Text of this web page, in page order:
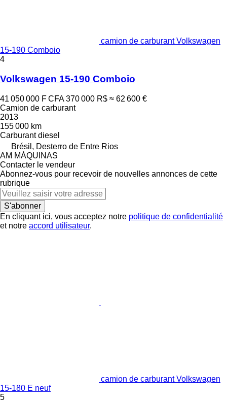
camion de carburant Volkswagen
15-190 Comboio
4
Volkswagen 15-190 Comboio
41 050 000 F CFA 370 000 R$ ≈ 62 600 €
Camion de carburant
2013
155 000 km
Carburant diesel
Brésil, Desterro de Entre Rios
AM MÁQUINAS
Contacter le vendeur
Abonnez-vous pour recevoir de nouvelles annonces de cette
rubrique
S'abonner
En cliquant ici, vous acceptez notre politique de confidentialité
et notre accord utilisateur.
camion de carburant Volkswagen
15-180 E neuf
5